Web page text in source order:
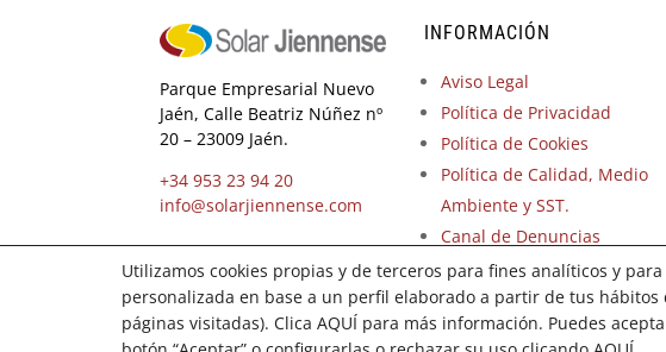
Parque Empresarial Nuevo
Jaén, Calle Beatriz Núñez nº
20 – 23009 Jaén.
+34 953 23 94 20
info@solarjiennense.com
INFORMACIÓN
Aviso Legal
Política de Privacidad
Política de Cookies
Política de Calidad, Medio
Ambiente y SST.
Canal de Denuncias
User
Utilizamos cookies propias y de terceros para fines analíticos y
personalizada en base a un perfil elaborado a partir de tus hábitos
páginas visitadas). Clica AQUÍ para más información. Puedes